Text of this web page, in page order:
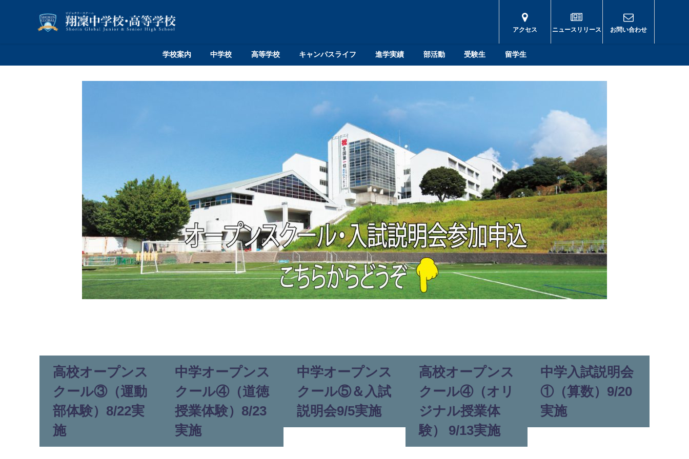
アクセス ニュースリリース お問い合わせ
学校案内 中学校 高等学校 キャンパスライフ 進学実績 部活動 受験生 留学生
高校オープンス
クール③（運動
部体験）8/22実
施
中学オープンス
クール④（道徳
授業体験）8/23
実施
中学オープンス
クール⑤＆入試
説明会9/5実施
高校オープンス
クール④（オリ
ジナル授業体
験） 9/13実施
中学入試説明会
①（算数）9/20
実施